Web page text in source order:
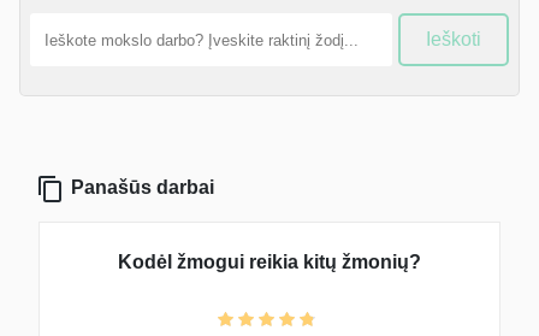
Ieškoti
Panašūs darbai
Kodėl žmogui reikia kitų žmonių?